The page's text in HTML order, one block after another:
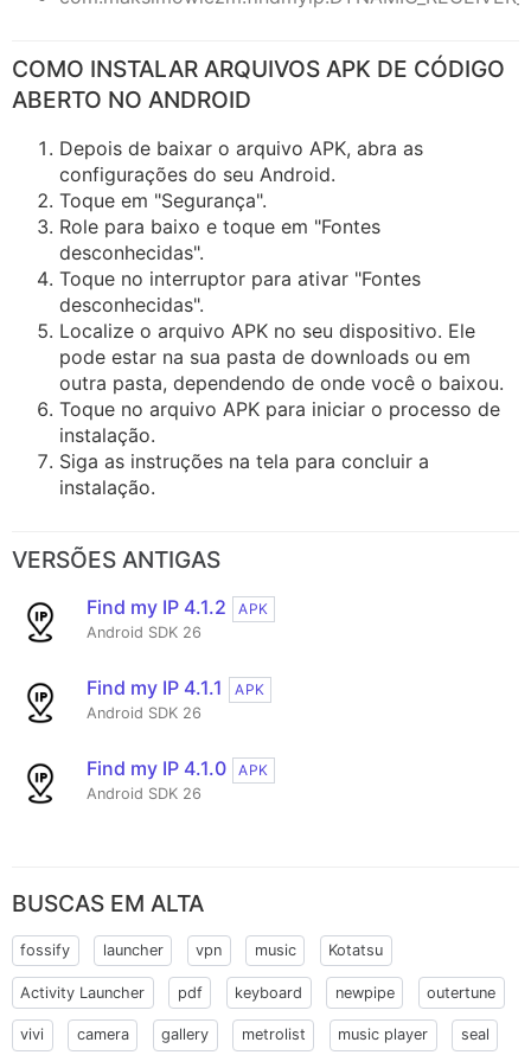
COMO INSTALAR ARQUIVOS APK DE CÓDIGO
ABERTO NO ANDROID
Depois de baixar o arquivo APK, abra as
configurações do seu Android.
Toque em "Segurança".
Role para baixo e toque em "Fontes
desconhecidas".
Toque no interruptor para ativar "Fontes
desconhecidas".
Localize o arquivo APK no seu dispositivo. Ele
pode estar na sua pasta de downloads ou em
outra pasta, dependendo de onde você o baixou.
Toque no arquivo APK para iniciar o processo de
instalação.
Siga as instruções na tela para concluir a
instalação.
VERSÕES ANTIGAS
Find my IP 4.1.2
APK
Android SDK 26
Find my IP 4.1.1
APK
Android SDK 26
Find my IP 4.1.0
APK
Android SDK 26
BUSCAS EM ALTA
fossify launcher vpn music Kotatsu
Activity Launcher pdf keyboard newpipe outertune
vivi camera gallery metrolist music player seal